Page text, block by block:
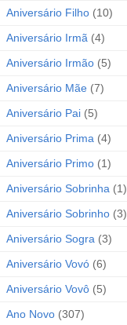
Aniversário Filho (10)
Aniversário Irmã (4)
Aniversário Irmão (5)
Aniversário Mãe (7)
Aniversário Pai (5)
Aniversário Prima (4)
Aniversário Primo (1)
Aniversário Sobrinha (1)
Aniversário Sobrinho (3)
Aniversário Sogra (3)
Aniversário Vovó (6)
Aniversário Vovô (5)
Ano Novo (307)